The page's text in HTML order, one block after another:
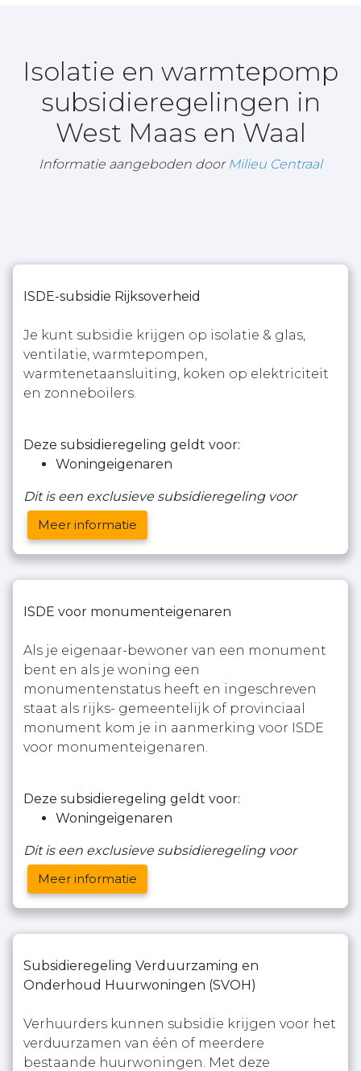
Isolatie en warmtepomp
subsidieregelingen in
West Maas en Waal
Informatie aangeboden door Milieu Centraal
ISDE-subsidie Rijksoverheid
Je kunt subsidie krijgen op isolatie & glas,
ventilatie, warmtepompen,
warmtenetaansluiting, koken op elektriciteit
en zonneboilers.
Deze subsidieregeling geldt voor:
Woningeigenaren
Dit is een exclusieve subsidieregeling voor
Meer informatie
ISDE voor monumenteigenaren
Als je eigenaar-bewoner van een monument
bent en als je woning een
monumentenstatus heeft en ingeschreven
staat als rijks- gemeentelijk of provinciaal
monument kom je in aanmerking voor ISDE
voor monumenteigenaren.
Deze subsidieregeling geldt voor:
Woningeigenaren
Dit is een exclusieve subsidieregeling voor
Meer informatie
Subsidieregeling Verduurzaming en
Onderhoud Huurwoningen (SVOH)
Verhuurders kunnen subsidie krijgen voor het
verduurzamen van één of meerdere
bestaande huurwoningen. Met deze